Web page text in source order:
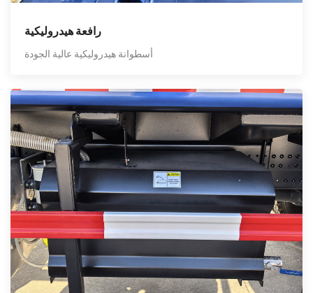
رافعة هيدروليكية
أسطوانة هيدروليكية عالية الجودة